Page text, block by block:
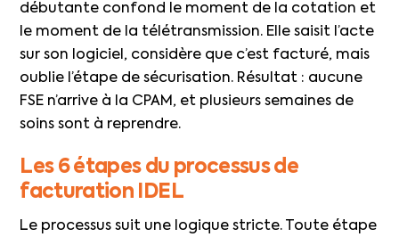
débutante confond le moment de la cotation et
le moment de la télétransmission. Elle saisit l’acte
sur son logiciel, considère que c’est facturé, mais
oublie l’étape de sécurisation. Résultat : aucune
FSE n’arrive à la CPAM, et plusieurs semaines de
soins sont à reprendre.
Les 6 étapes du processus de
facturation IDEL
Le processus suit une logique stricte. Toute étape